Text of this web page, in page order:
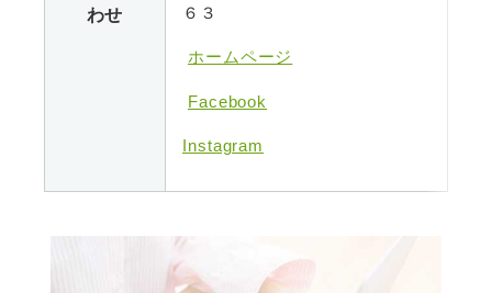
わせ
６３
ホームページ
Facebook
Instagram